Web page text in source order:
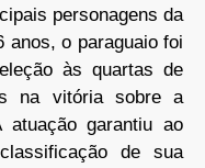
personagens da
anos, o paraguaio foi
às quartas de
na vitória sobre a
atuação garantiu ao
de sua